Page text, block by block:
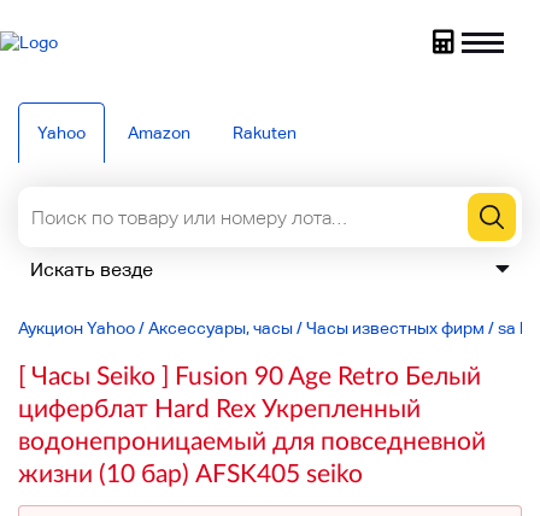
Yahoo Amazon Rakuten
Аукцион Yahoo/Аксессуары, часы/Часы известных фирм /sa
[ Часы Seiko ] Fusion 90 Age Retro Белый
циферблат Hard Rex Укрепленный
водонепроницаемый для повседневной
жизни (10 бар) AFSK405 seiko